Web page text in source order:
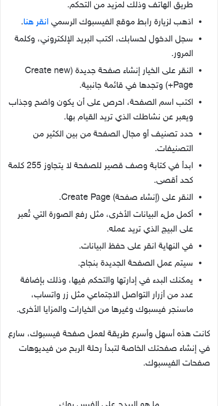
طريق الهاتف وذلك لمزيد من التحكم.
اذهب لزيارة رابط موقع الفيسبوك الرسمي انقر هنا.
سجل الدخول لحسابك، اكتب البريد الإلكتروني، وكلمة
المرور.
النقر على الخيار إنشاء صفحة جديدة (Create new
Page+) وتجدها في قائمة جانبية.
اكتب اسم الصفحة، احرص على أن يكون واضح وجذاب
ويعبر عن نشاطك الذي تريد القيام بها.
حدد تصنيف أو مجال الصفحة من بين الكثير من
التصنيفات.
ابدأ في كتابة وصف قصير للصفحة لا يتجاوز 255 كلمة
كحد أقصى.
النقر على (إنشاء صفحة) Create Page.
أكمل ملء البيانات الأخرى، مثل رفع الصورة التي تُعبر
على البيج الذي تريد عمله.
في النهاية انقر على حفظ البيانات.
سيتم عمل الصفحة الجديدة بنجاح.
يمكنك البدء في إدارتها والتحكم فيها، وذلك بإضافة
عدد من أزرار التواصل الاجتماعي مثل زر واتساب،
ماسنجر فيسبوك وغيرها من الخيارات والمزايا الأخرى.
كانت هذه أسهل وأسرع طريقة لعمل صفحة فيسبوك، سارع
في إنشاء صفحتك الخاصة لتبدأ رحلة الربح من فيديوهات
صفحات الفيسبوك.